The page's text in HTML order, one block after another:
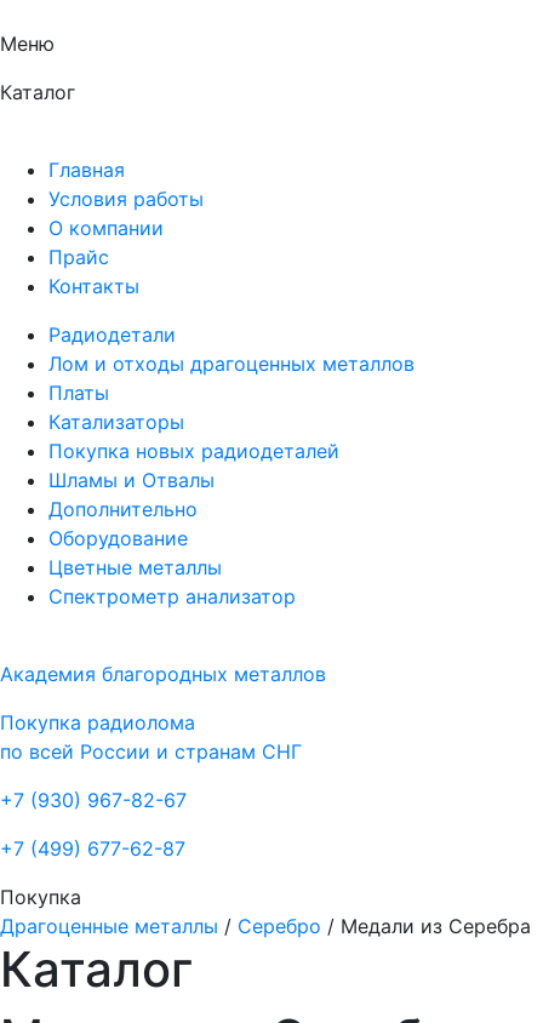
Меню
Каталог
Главная
Условия работы
О компании
Прайс
Контакты
Радиодетали
Лом и отходы драгоценных металлов
Платы
Катализаторы
Покупка новых радиодеталей
Шламы и Отвалы
Дополнительно
Оборудование
Цветные металлы
Спектрометр анализатор
Академия благородных металлов
Покупка радиолома
по всей России и странам СНГ
+7 (930) 967-82-67
+7 (499) 677-62-87
Покупка
Драгоценные металлы / Серебро / Медали из Серебра
Каталог